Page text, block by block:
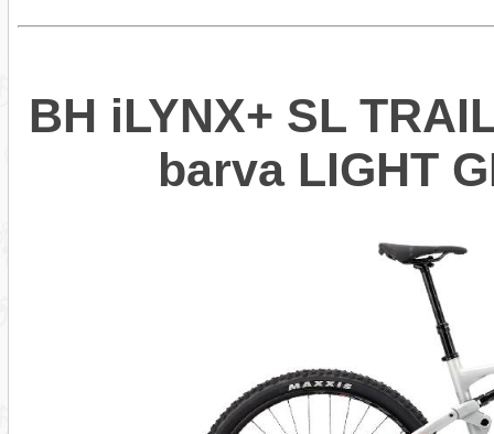
BH iLYNX+ SL
barva LIGHT